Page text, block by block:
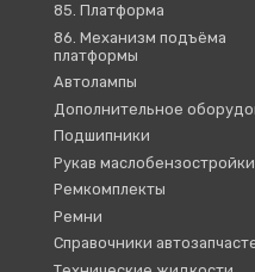
85. Платформа
86. Механизм подъёма
платформы
Автолампы
Дополнительное
Подшипники
Рукав
Ремкомплекты
Ремни
Справочники